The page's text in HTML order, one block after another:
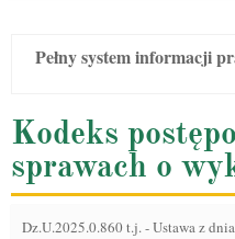
Pełny system informacji
Kodeks
sprawach o
Dz.U.2025.0.860 t.j.-Ustawa z